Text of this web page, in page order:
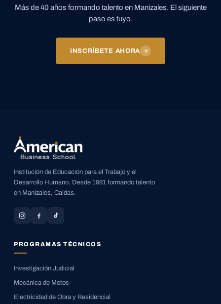
Más de 40 años formando talento en Manizales. El siguiente
paso es tuyo.
INSCRÍBETE AHORA
Institución de Educación para el Trabajo y el
Desarrollo Humano. Desde 1981 formando talento
en Manizales, Caldas.
PROGRAMAS TÉCNICOS
Investigación Judicial
Mecánica de Motos
Electricidad de Obra y Residencial